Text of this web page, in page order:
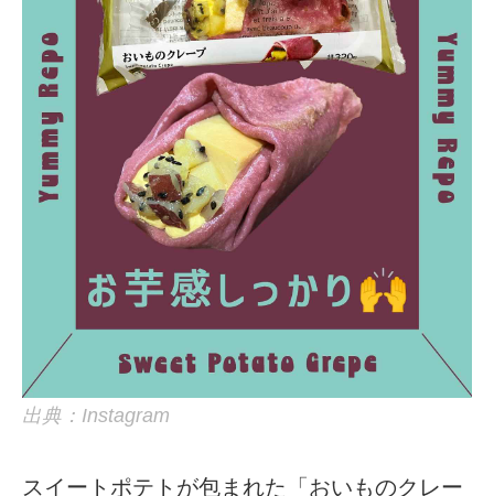
出典：Instagram
スイートポテトが包まれた「おいものクレー